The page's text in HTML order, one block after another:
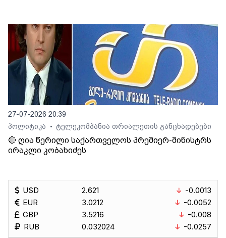
27-07-2026 20:39
პოლიტიკა
• ტელეკომპანია თრიალეთის განცხადებები
🔴 ღია წერილი საქართველოს პრემიერ-მინისტრს
ირაკლი კობახიძეს
USD
EUR
GBP
RUB
2.621
3.0212
3.5216
0.032024
-0.0013
-0.0052
-0.008
-0.0257